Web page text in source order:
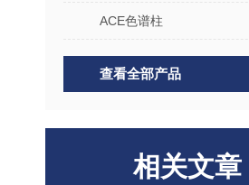
ACE色谱柱
查看全部产品
相关文章